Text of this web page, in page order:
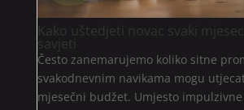
Kako uštedjeti novac svaki
savjeti
Često zanemarujemo koliko sitne
svakodnevnim navikama mogu
mjesečni budžet. Umjesto